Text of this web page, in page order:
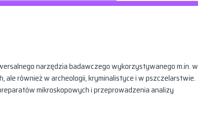
narzędzia badawczego wykorzystywanego m.in. w
ale również w archeologii, kryminalistyce i w pszczelarstwie.
mikroskopowych i przeprowadzenia analizy